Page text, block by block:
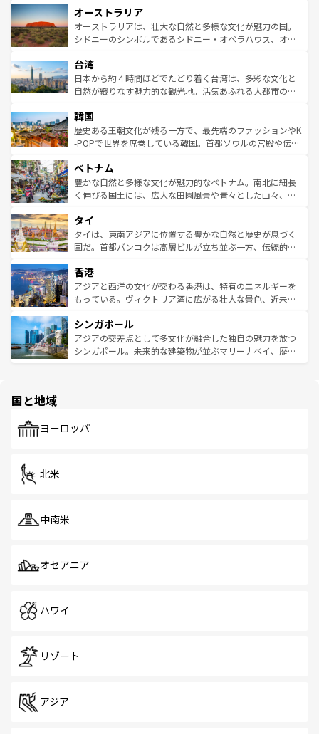
部のニューオーリンズでは、音楽と美食が融合した独特の
文化が魅力。旅行者はアメリカの各地域で異なる魅力を楽
しみながら、その多様性と豊かな歴史を感じることができ
ならではの贅沢な旅のスタイルだ。 なお、新着のアメリカ
情報はコンテンツ一覧を参照してほしい。
ワイ島は見逃せない。また、定番の観光地といえばオアフ
島だが、静かな自然を求めるならマウイ島やカウアイ島が
おすすめ。エメラルドグリーンに輝く海をはじめ、豊かな
れるおもてなしの心で訪れる人々を迎えてくれるハワイの
人々、おいしいローカルフードやハワイアンミュージッ
ク、伝統的なフラダンスなど、すべてがハワイの魅力を彩
ワイを、存分に味わってほしい。 なお、新着のハワイ情報
はコンテンツ一覧を参照してほしい。
オーストラリア
オーストラリアは、壮大な自然と多様な文化が魅力の国。
シドニーのシンボルであるシドニー・オペラハウス、オー
リアリーフや大陸中央部にそびえるウルル（エアーズロッ
ク）、タスマニアの美しい原生林やケアンズの熱帯雨林な
ど、見どころがたくさん。また、カフェやワイン、オージ
いる。アクティビティも充実しており、サーフィンやダイ
ビング、ハイキングなど、アウトドア好きにはたまらな
い。オーストラリアの多彩な魅力を存分に味わいつくそ
参照してほしい。
台湾
日本から約４時間ほどでたどり着く台湾は、多彩な文化と
自然が織りなす魅力的な観光地。活気あふれる大都市の台
ン）、静ひつな山岳地帯である台湾東部など、都市の喧騒
と山間の静けさが共存しており、訪れる人に新しい発見と
驚きをもたらしてくれる。また、奥深い台湾の食文化も魅
容にもいいと評判のスイーツなど、バラエティ豊かな料理
が味わえる。 なお、新着の台湾情報は コンテンツ一覧を参
照してほしい。
韓国
歴史ある王朝文化が残る一方で、最先端のファッションやK
-POPで世界を席巻している韓国。首都ソウルの宮殿や伝統
き、地方に足を延ばせば四季折々の自然美を楽しむことが
できる。そして、キムチや焼肉、絶品のストリートフード
まで、さまざまな韓国料理が待っている。夜には、韓国な
リティに包まれながら、韓国の多彩な魅力を心ゆくまで味
わってみてほしい。 なお、新着の韓国情報はコンテンツ一
覧を参照してほしい。
ベトナム
豊かな自然と多様な文化が魅力的なベトナム。南北に細長
く伸びる国土には、広大な田園風景や青々とした山々、世
急速な発展と共に伝統が息づく。ハノイの古い町並みやホ
ーチミン市のフランス統治時代の建物も、独特の雰囲気を
醸し出している。また、バラエティの豊かさとおいしさで
とつ。フォーやバインミー、ベトナムコーヒーなどは、ぜ
ひ現地で味わいたい。どの地域を訪れてもあたたかい人々
が旅行者を迎えてくれるので、きっと忘れられない旅にな
参照してほしい。
タイ
タイは、東南アジアに位置する豊かな自然と歴史が息づく
国だ。首都バンコクは高層ビルが立ち並ぶ一方、伝統的な
の活気が交差している。北部ではチェンマイなどの山岳地
帯で自然と触れ合い、南部ではプーケットやクラビの美し
いビーチでリゾート気分を楽しむことができる。タイ料理
激する。気候は一年中温暖で、どの季節にも異なる楽しみ
が待っている。親しみやすいタイの人々、仏教を中心とし
た文化、そして多様な観光資源が、訪れる旅人を魅了し続
香港
アジアと西洋の文化が交わる香港は、特有のエネルギーを
もっている。ヴィクトリア湾に広がる壮大な景色、近未来
み、どこを訪れても感動するはず。観光スポットが密集し
ており、効率よく見どころを回れるのも魅力。息をのむよ
うな絶景から文化的な体験まで、香港を存分に楽しみ尽く
シンガポール
アジアの交差点として多文化が融合した独自の魅力を放つ
シンガポール。未来的な建築物が並ぶマリーナベイ、歴史
で、ホーカーズは地元の風情を楽しめる外せないスポット
国と地域
ヨーロッパ
北米
中南米
オセアニア
ハワイ
リゾート
アジア